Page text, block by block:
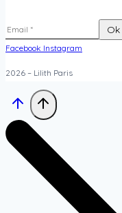
Facebook Instagram
2026 – Lilith Paris